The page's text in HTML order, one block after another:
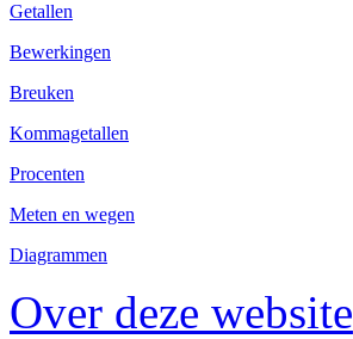
Getallen
Bewerkingen
Breuken
Kommagetallen
Procenten
Meten en wegen
Diagrammen
Over deze website